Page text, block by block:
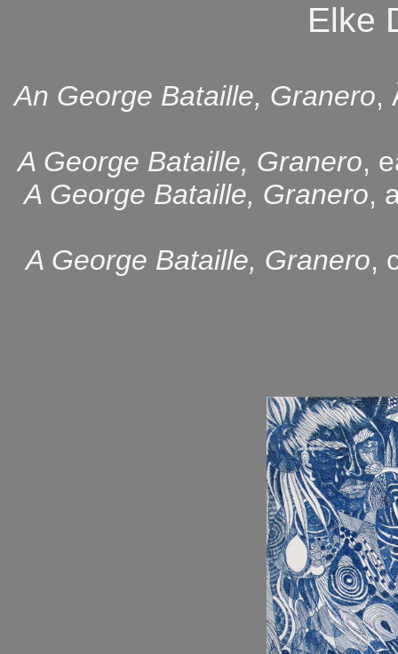
Elke
An George Bataille, Granero,
A George Bataille, Granero,
A George Bataille, Granero,
A George Bataille, Granero,